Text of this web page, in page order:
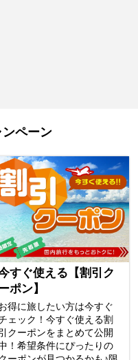
ペーン
すぐ使える【割引ク
ポン】
得に旅したい方は今すぐ
ェック！今すぐ使える割
クーポンをまとめて公開
！希望条件にぴったりの